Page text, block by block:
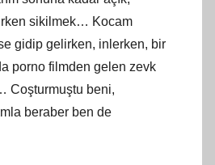
sikilmek… Kocam
gidip gelirken, inlerken, bir
porno filmden gelen zevk
Coşturmuştu beni,
beraber ben de